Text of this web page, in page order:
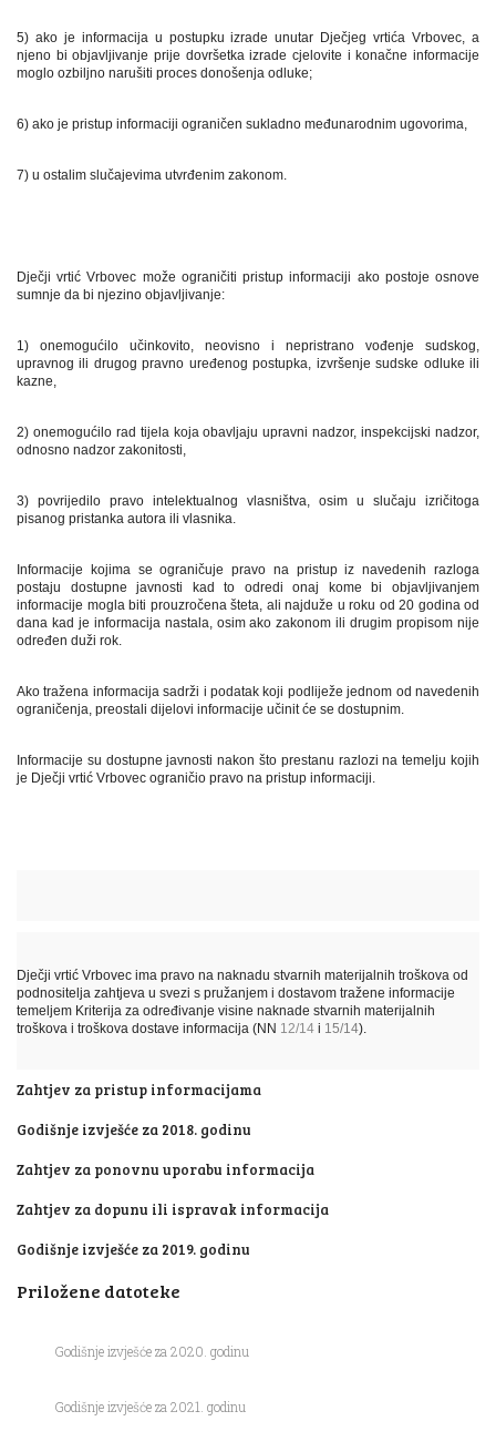
5) ako je informacija u postupku izrade unutar Dječjeg vrtića Vrbovec, a
njeno bi objavljivanje prije dovršetka izrade cjelovite i konačne informacije
moglo ozbiljno narušiti proces donošenja odluke;
6) ako je pristup informaciji ograničen sukladno međunarodnim ugovorima,
7) u ostalim slučajevima utvrđenim zakonom.
Dječji vrtić Vrbovec može ograničiti pristup informaciji ako postoje osnove
sumnje da bi njezino objavljivanje:
1) onemogućilo učinkovito, neovisno i nepristrano vođenje sudskog,
upravnog ili drugog pravno uređenog postupka, izvršenje sudske odluke ili
kazne,
2) onemogućilo rad tijela koja obavljaju upravni nadzor, inspekcijski nadzor,
odnosno nadzor zakonitosti,
3) povrijedilo pravo intelektualnog vlasništva, osim u slučaju izričitoga
pisanog pristanka autora ili vlasnika.
Informacije kojima se ograničuje pravo na pristup iz navedenih razloga
postaju dostupne javnosti kad to odredi onaj kome bi objavljivanjem
informacije mogla biti prouzročena šteta, ali najduže u roku od 20 godina od
dana kad je informacija nastala, osim ako zakonom ili drugim propisom nije
određen duži rok.
Ako tražena informacija sadrži i podatak koji podliježe jednom od navedenih
ograničenja, preostali dijelovi informacije učinit će se dostupnim.
Informacije su dostupne javnosti nakon što prestanu razlozi na temelju kojih
je Dječji vrtić Vrbovec ograničio pravo na pristup informaciji.
Dječji vrtić Vrbovec ima pravo na naknadu stvarnih materijalnih troškova od
podnositelja zahtjeva u svezi s pružanjem i dostavom tražene informacije
temeljem Kriterija za određivanje visine naknade stvarnih materijalnih
troškova i troškova dostave informacija (NN 12/14 i 15/14).
Zahtjev za pristup informacijama
Godišnje izvješće za 2018. godinu
Zahtjev za ponovnu uporabu informacija
Zahtjev za dopunu ili ispravak informacija
Godišnje izvješće za 2019. godinu
Priložene datoteke
Godišnje izvješće za 2020. godinu
Godišnje izvješće za 2021. godinu